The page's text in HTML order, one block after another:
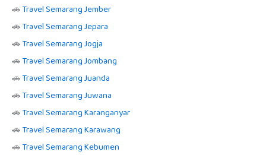
🚗Travel Semarang Jember
🚗Travel Semarang Jepara
🚗Travel Semarang Jogja
🚗Travel Semarang Jombang
🚗Travel Semarang Juanda
🚗Travel Semarang Juwana
🚗Travel Semarang Karanganyar
🚗Travel Semarang Karawang
🚗Travel Semarang Kebumen